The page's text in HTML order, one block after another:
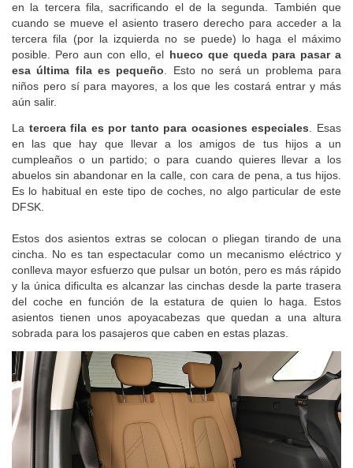
en la tercera fila, sacrificando el de la segunda. También que
cuando se mueve el asiento trasero derecho para acceder a la
tercera fila (por la izquierda no se puede) lo haga el máximo
posible. Pero aun con ello, el hueco que queda para pasar a
esa última fila es pequeño. Esto no será un problema para
niños pero sí para mayores, a los que les costará entrar y más
aún salir.
La tercera fila es por tanto para ocasiones especiales. Esas
en las que hay que llevar a los amigos de tus hijos a un
cumpleaños o un partido; o para cuando quieres llevar a los
abuelos sin abandonar en la calle, con cara de pena, a tus hijos.
Es lo habitual en este tipo de coches, no algo particular de este
DFSK.
Estos dos asientos extras se colocan o pliegan tirando de una
cincha. No es tan espectacular como un mecanismo eléctrico y
conlleva mayor esfuerzo que pulsar un botón, pero es más rápido
y la única dificulta es alcanzar las cinchas desde la parte trasera
del coche en función de la estatura de quien lo haga. Estos
asientos tienen unos apoyacabezas que quedan a una altura
sobrada para los pasajeros que caben en estas plazas.